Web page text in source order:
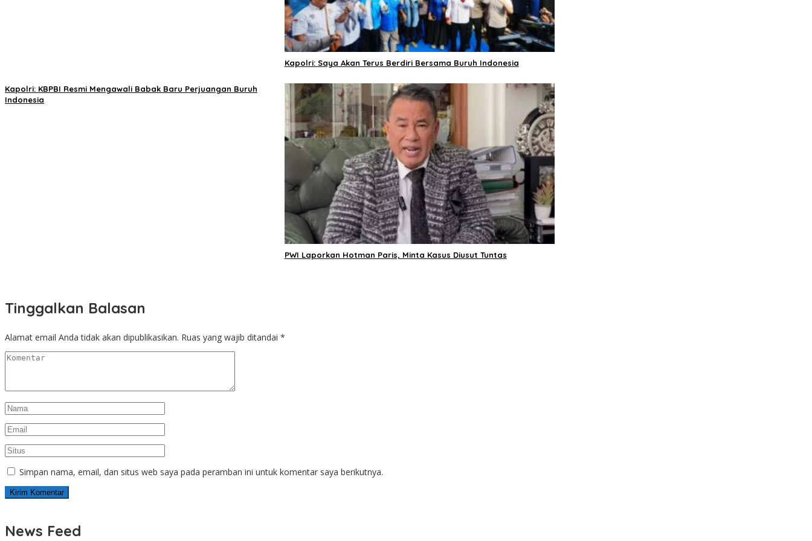
Kapolri: Saya Akan Terus Berdiri Bersama Buruh Indonesia
Kapolri: KBPBI Resmi Mengawali Babak Baru Perjuangan Buruh
Indonesia
PWI Laporkan Hotman Paris, Minta Kasus Diusut Tuntas
Tinggalkan Balasan
Alamat email Anda tidak akan dipublikasikan. Ruas yang wajib ditandai *
Simpan nama, email, dan situs web saya pada peramban ini untuk komentar saya berikutnya.
News Feed